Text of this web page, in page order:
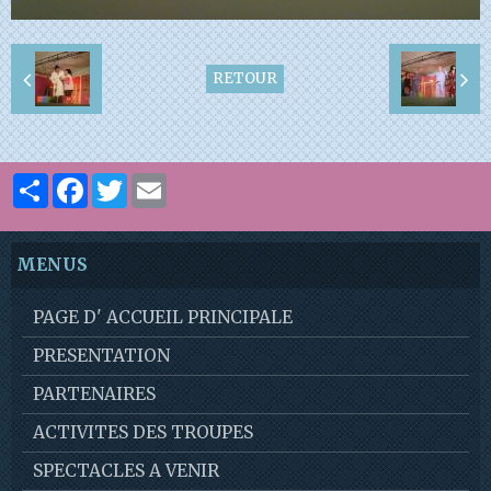
RETOUR
PartagerFacebook
Twitter
MENUS
PAGE D' ACCUEIL PRINCIPALE
PRESENTATION
PARTENAIRES
ACTIVITES DES TROUPES
SPECTACLES A VENIR